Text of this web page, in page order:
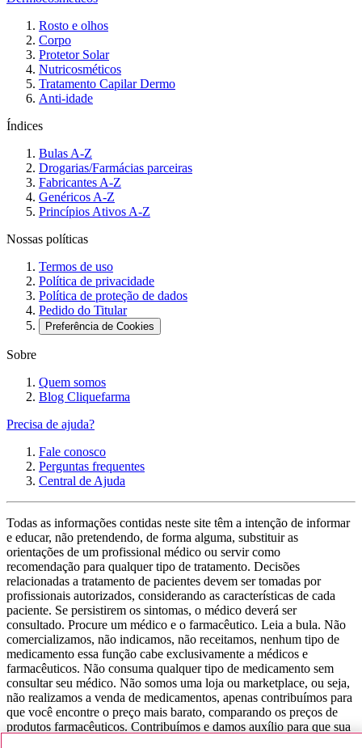
Rosto e olhos
Corpo
Protetor Solar
Nutricosméticos
Tratamento Capilar Dermo
Anti-idade
Índices
Bulas A-Z
Drogarias/Farmácias parceiras
Fabricantes A-Z
Genéricos A-Z
Princípios Ativos A-Z
Nossas políticas
Termos de uso
Política de privacidade
Política de proteção de dados
Pedido do Titular
Preferência de Cookies
Sobre
Quem somos
Blog Cliquefarma
Precisa de ajuda?
Fale conosco
Perguntas frequentes
Central de Ajuda
Todas as informações contidas neste site têm a intenção de informar
e educar, não pretendendo, de forma alguma, substituir as
orientações de um profissional médico ou servir como
recomendação para qualquer tipo de tratamento. Decisões
relacionadas a tratamento de pacientes devem ser tomadas por
profissionais autorizados, considerando as características de cada
paciente. Se persistirem os sintomas, o médico deverá ser
consultado. Procure um médico e o farmacêutico. Leia a bula. Não
comercializamos, não indicamos, não receitamos, nenhum tipo de
medicamento essa função cabe exclusivamente a médicos e
farmacêuticos. Não consuma qualquer tipo de medicamento sem
consultar seu médico. Não somos uma loja ou marketplace, ou seja,
não realizamos a venda de medicamentos, apenas contribuímos para
que você encontre o preço mais barato, comparando os preços de
produtos farmacêuticos. Contribuímos e damos auxílio para que sua